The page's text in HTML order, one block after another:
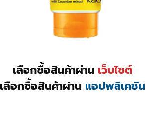
เลือกซื้อสินค้าผ่าน เว็บไซต์
เลือกซื้อสินค้าผ่าน แอปพลิเคชัน